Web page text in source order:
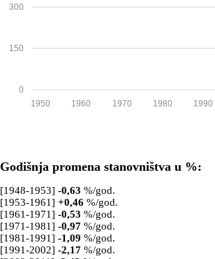
0
150
300
1990
1980
1970
1960
1950
Godišnja promena stanovništva u %:
[1948-1953] -0,63 %/god.
[1953-1961] +0,46 %/god.
[1961-1971] -0,53 %/god.
[1971-1981] -0,97 %/god.
[1981-1991] -1,09 %/god.
[1991-2002] -2,17 %/god.